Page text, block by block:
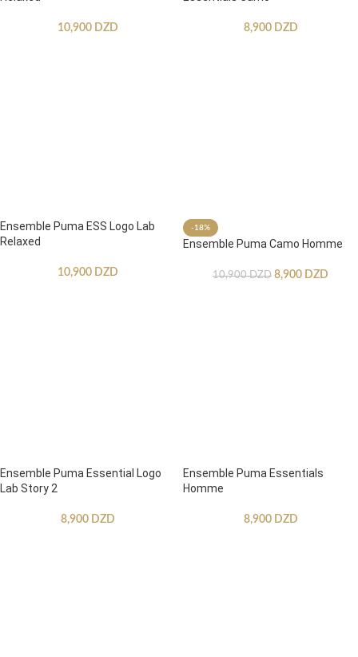
10,900 DZD 8,900 DZD
Ensemble Puma ESS Logo Lab
Relaxed
10,900 DZD
-18%
Ensemble Puma Camo Homme
10,900DZD 8,900 DZD
Ensemble Puma Essential Logo
Lab Story 2
8,900 DZD
Ensemble Puma Essentials
Homme
8,900 DZD